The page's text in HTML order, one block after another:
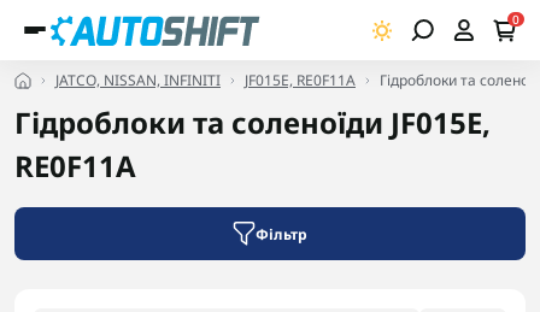
0
JATCO, NISSAN, INFINITI JF015E, RE0F11A Гідроблоки та
Гідроблоки та соленоїди JF015E,
RE0F11A
Фільтр